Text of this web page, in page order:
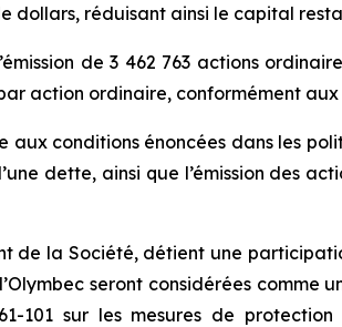
dollars, réduisant ainsi le capital
de 3 462 763 actions
action ordinaire, conformément
aux conditions énoncées dans les
dette, ainsi que l’émission des
de la Société, détient une
seront considérées
101 sur les mesures de